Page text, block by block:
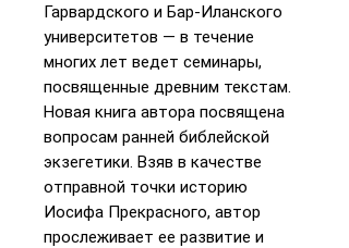
Гарвардского и Бар-Иланского
университетов — в течение
многих лет ведет семинары,
посвященные древним текстам.
Новая книга автора посвящена
вопросам ранней библейской
экзегетики. Взяв в качестве
отправной точки историю
Иосифа Прекрасного, автор
прослеживает ее развитие и